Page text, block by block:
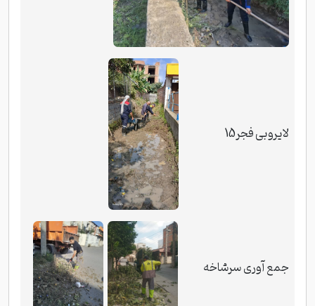
لایروبی فجر15
جمع آوری سرشاخه